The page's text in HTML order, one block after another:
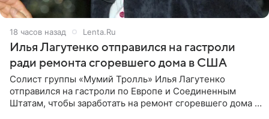
18 часов назад Lenta.Ru
Илья Лагутенко отправился на гастроли
ради ремонта сгоревшего дома в США
Солист группы «Мумий Тролль» Илья Лагутенко
отправился на гастроли по Европе и Соединенным
Штатам, чтобы заработать на ремонт сгоревшего дома в